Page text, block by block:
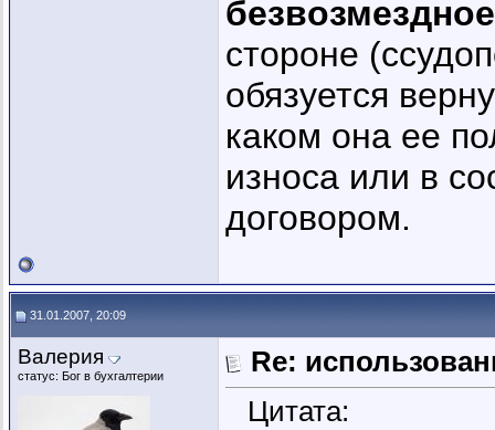
стороне
обязуется
каком она ее
износа или в
договором.
31.01.2007, 20:09
Валерия
статус: Бог в бухгалтерии
Re:
Цитата: